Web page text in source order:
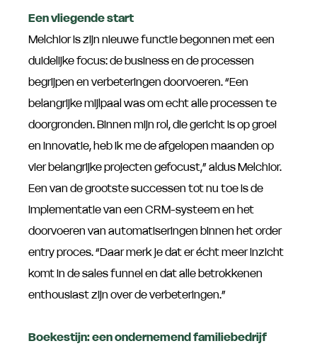
Een vliegende start
Melchior is zijn nieuwe functie begonnen met een
duidelijke focus: de business en de processen
begrijpen en verbeteringen doorvoeren. “Een
belangrijke mijlpaal was om echt alle processen te
doorgronden. Binnen mijn rol, die gericht is op groei
en innovatie, heb ik me de afgelopen maanden op
vier belangrijke projecten gefocust,” aldus Melchior.
Een van de grootste successen tot nu toe is de
implementatie van een CRM-systeem en het
doorvoeren van automatiseringen binnen het order
entry proces. “Daar merk je dat er écht meer inzicht
komt in de sales funnel en dat alle betrokkenen
enthousiast zijn over de verbeteringen.”
Boekestijn: een ondernemend familiebedrijf